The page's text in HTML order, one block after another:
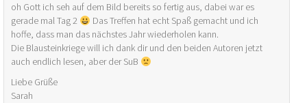
oh Gott ich seh auf dem Bild bereits so fertig aus, dabei war es
gerade mal Tag 2
Das Treffen hat echt Spaß gemacht und ich
hoffe, dass man das nächstes Jahr wiederholen kann.
Die Blausteinkriege will ich dank dir und den beiden Autoren jetzt
auch endlich lesen, aber der SuB
Liebe Grüße
Sarah